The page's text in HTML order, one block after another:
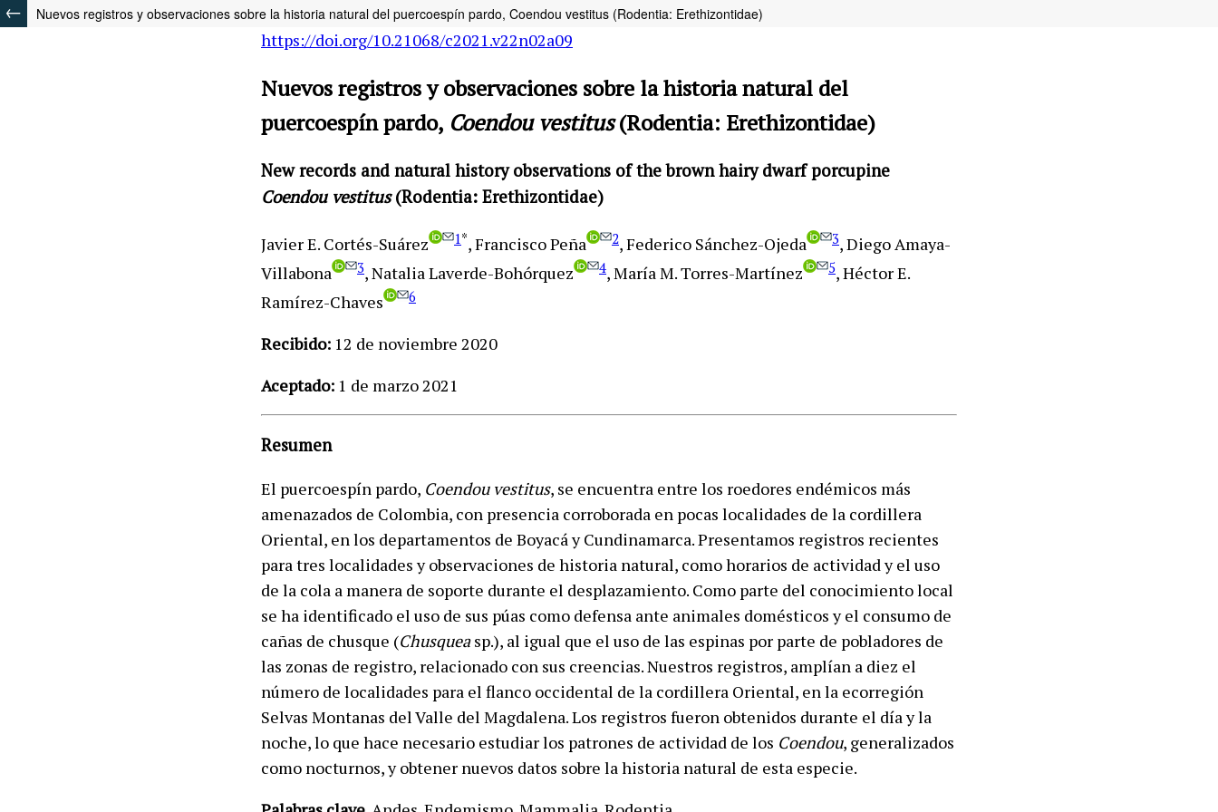
Nuevos registros y observaciones sobre la historia natural del puercoespín pardo, Coendou vestitus (Rodentia: Erethizontidae)